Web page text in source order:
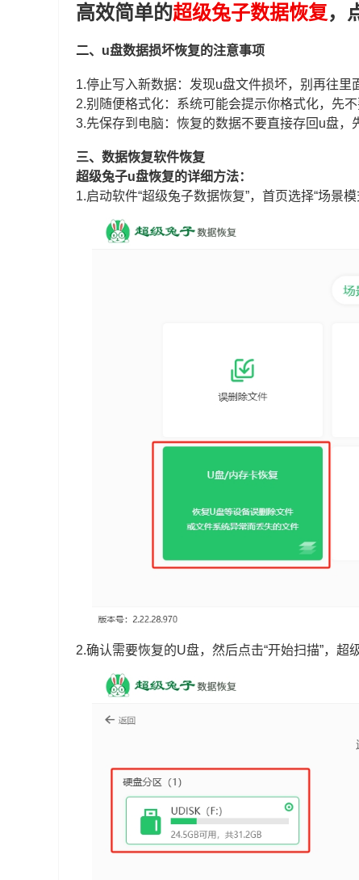
高效简单的超级兔子数据恢复，
二、u盘数据损坏恢复的注意事项
1.停止写入新数据：发现u盘文件损坏，别再往里
2.别随便格式化：系统可能会提示你格式化，先
3.先保存到电脑：恢复的数据不要直接存回u盘，
三、数据恢复软件恢复
超级兔子u盘恢复的详细方法：
1.启动软件“超级兔子数据恢复”，首页选择“场景
2.确认需要恢复的U盘，然后点击“开始扫描”，超